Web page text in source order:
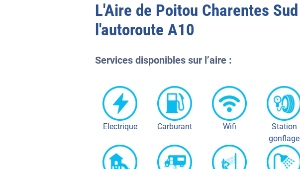
L'Aire de Poitou Charentes Sud
l'autoroute A10
Services disponibles sur l’aire :
Electrique Carburant Wifi
Station
gonflage